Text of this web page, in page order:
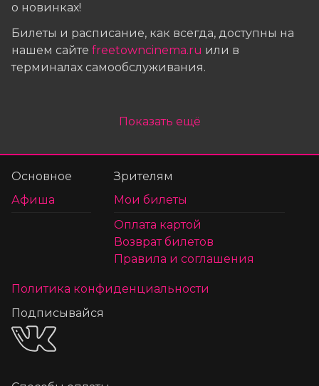
о новинках!
Билеты и расписание, как всегда, доступны на
нашем сайте freetowncinema.ru или в
терминалах самообслуживания.
Показать ещё
Основное
Афиша
Зрителям
Мои билеты
Оплата картой
Возврат билетов
Правила и соглашения
Политика конфиденциальности
Подписывайся